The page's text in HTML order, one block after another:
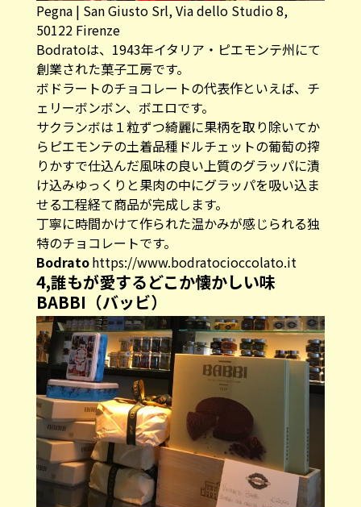
Pegna | San Giusto Srl, Via dello Studio 8,
50122 Firenze
Bodratoは、1943年イタリア・ピエモンテ州にて
創業された菓子工房です。
ボドラートのチョコレートの代表作といえば、チ
ェリーボンボン、ボエロです。
サクランボは１粒ずつ綺麗に果柄を取り除いてか
らピエモンテの土着品種ドルチェットの葡萄の搾
りかすで仕込んだ風味の良い上質のグラッパに漬
け込みゆっくりと果肉の中にグラッパを吸い込ま
せる工程経て商品が完成します。
丁寧に時間かけて作られた温かみが感じられる独
特のチョコレートです。
Bodratohttps://www.bodratocioccolato.it
4,誰もが愛するどこか懐かしい味
BABBI（バッビ）